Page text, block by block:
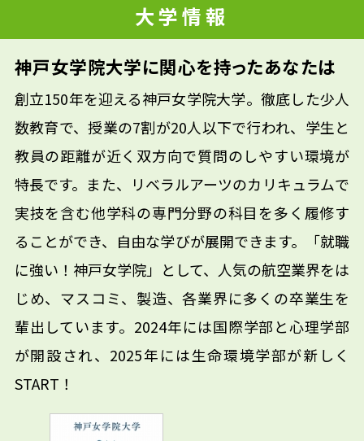
大学情報
神戸女学院大学に関心を持ったあなたは
創立150年を迎える神戸女学院大学。徹底した少人
数教育で、授業の7割が20人以下で行われ、学生と
教員の距離が近く双方向で質問のしやすい環境が
特長です。また、リベラルアーツのカリキュラムで
実技を含む他学科の専門分野の科目を多く履修す
ることができ、自由な学びが展開できます。「就職
に強い！神戸女学院」として、人気の航空業界をは
じめ、マスコミ、製造、各業界に多くの卒業生を
輩出しています。2024年には国際学部と心理学部
が開設され、2025年には生命環境学部が新しく
START！